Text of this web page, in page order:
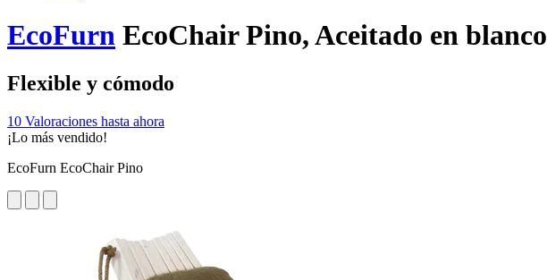
EcoFurn EcoChair Pino, Aceitado en blanco
Flexible y cómodo
10 Valoraciones hasta ahora
¡Lo más vendido!
EcoFurn EcoChair Pino